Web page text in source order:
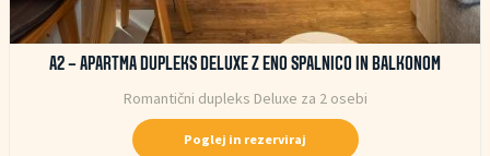
A2 – APARTMA DUPLEKS DELUXE Z ENO SPALNICO IN BALKONOM
Romantični dupleks Deluxe za 2 osebi
Poglej in rezerviraj